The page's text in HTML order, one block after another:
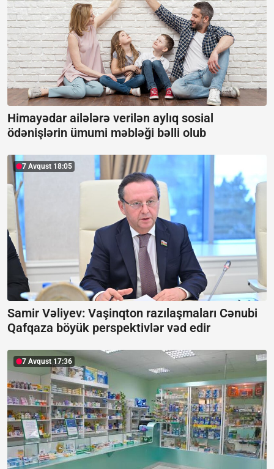
Himayədar ailələrə verilən aylıq sosial
ödənişlərin ümumi məbləği bəlli olub
7 Avqust 18:05
Samir Vəliyev: Vaşinqton razılaşmaları Cənubi
Qafqaza böyük perspektivlər vəd edir
7 Avqust 17:36